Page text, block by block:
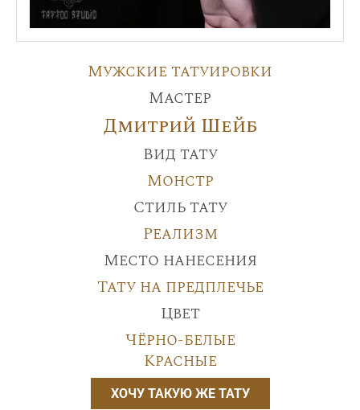
Мужские татуировки
Мастер
Дмитрий Шейб
Вид тату
Монстр
Стиль тату
Реализм
Место нанесения
Тату на предплечье
Цвет
Чёрно-белые
Красные
ХОЧУ ТАКУЮ ЖЕ ТАТУ